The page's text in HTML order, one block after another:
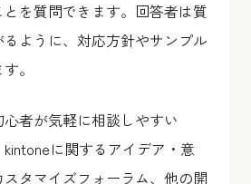
を質問できます。回答者は質
ように、対応方針やサンプル
。
者が気軽に相談しやすい
に関するアイデア・意
タマイズフォーラム、他の開